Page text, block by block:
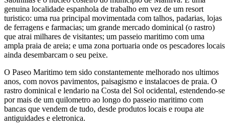
genuina localidade espanhola de trabalho em vez de um resort
turistico: uma rua principal movimentada com talhos, padarias, lojas
de ferragens e farmacias; um grande mercado dominical (o rastro)
que atrai milhares de visitantes; um passeio maritimo com uma
ampla praia de areia; e uma zona portuaria onde os pescadores locais
ainda desembarcam o seu peixe.
O Paseo Maritimo tem sido constantemente melhorado nos ultimos
anos, com novos pavimentos, paisagismo e instalacoes de praia. O
rastro dominical e lendario na Costa del Sol ocidental, estendendo-se
por mais de um quilometro ao longo do passeio maritimo com
bancas que vendem de tudo, desde produtos locais e roupa ate
antiguidades e eletronica.